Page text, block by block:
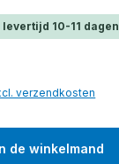
10-11 dagen
verzendkosten
de winkelmand